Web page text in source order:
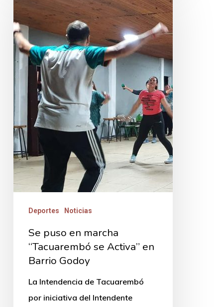
puso
en
marcha
“Tacuarembó
se
Activa”
en
Barrio
Godoy
Deportes Noticias
Se puso en marcha
“Tacuarembó se Activa” en
Barrio Godoy
La Intendencia de Tacuarembó
por iniciativa del Intendente